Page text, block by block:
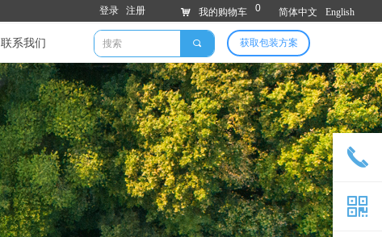
联系我们 获取包装方案
끠
简体中文 English
낙 我的购物车 0
登录 注册
끅
낃